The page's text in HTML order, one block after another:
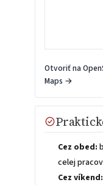
Otvoriť na
Maps →
Cez obed:
celej
Cez víkend: